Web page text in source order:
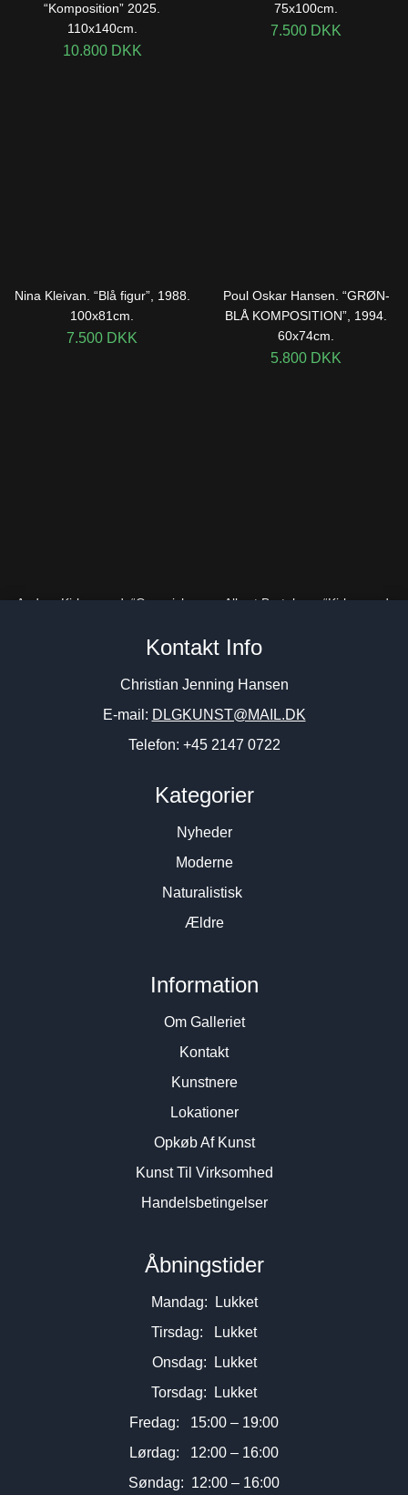
“Komposition” 2025.
110x140cm.
10.800 DKK
75x100cm.
7.500 DKK
Nina Kleivan. “Blå figur”, 1988.
100x81cm.
7.500 DKK
Poul Oskar Hansen. “GRØN-
BLÅ KOMPOSITION”, 1994.
60x74cm.
5.800 DKK
Anders Kirkegaard. “Organisk
Albert Bertelsen. “Kirken ved
Kontakt Info
Christian Jenning Hansen
E-mail: DLGKUNST@MAIL.DK
Telefon: +45 2147 0722
Kategorier
Nyheder
Moderne
Naturalistisk
Ældre
Information
Om Galleriet
Kontakt
Kunstnere
Lokationer
Opkøb Af Kunst
Kunst Til Virksomhed
Handelsbetingelser
Åbningstider
Mandag: Lukket
Tirsdag: Lukket
Onsdag: Lukket
Torsdag: Lukket
Fredag: 15:00 – 19:00
Lørdag: 12:00 – 16:00
Søndag: 12:00 – 16:00